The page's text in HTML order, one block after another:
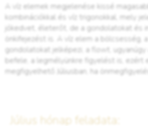
A víz elemek megjelenése kissé
kombinációkkal és víz trigonokkal, mely
jókedvet, életerőt, de a gondolatokat és
önkifejezést is. A víz elem a bölcsesség,
gondolatokat jelképezi, a flowt, ugyanúgy
befele, a legmélyünkre figyelést is, ezért
megfigyelhető Júliusban, ha
Július hónap feladata: